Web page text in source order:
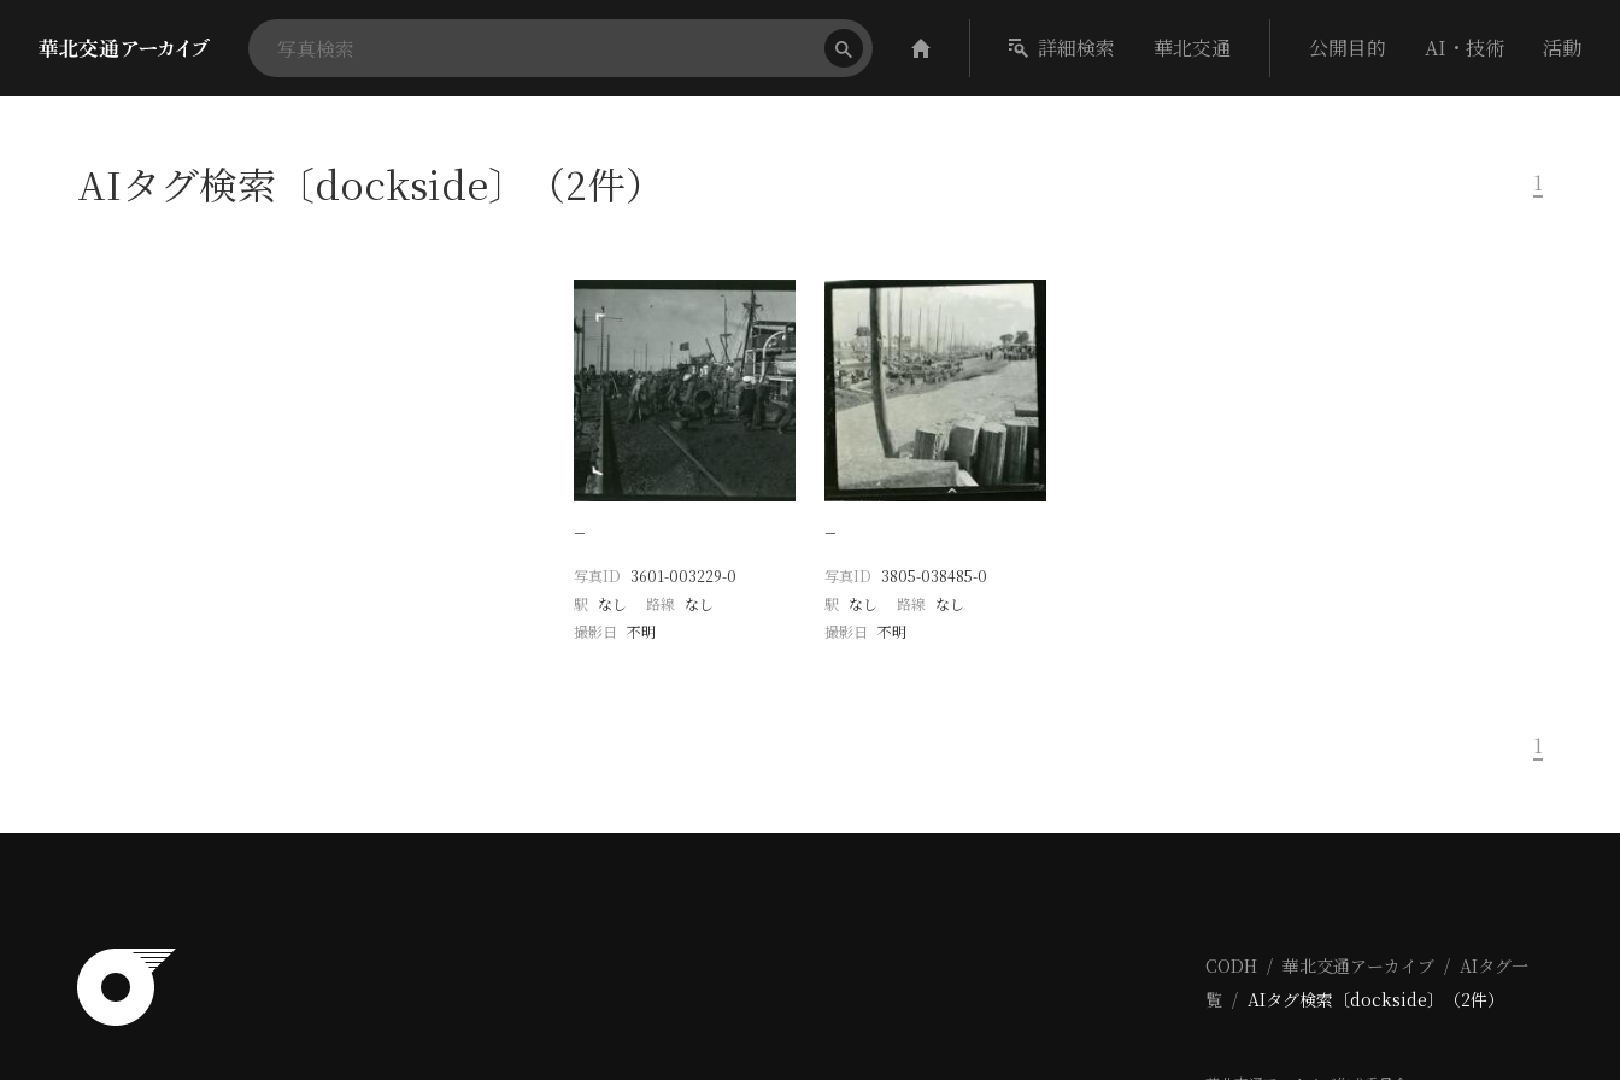
詳細検索 華北交通 公開目的 AI・技術 活動
AIタグ検索〔dockside〕（2件） 1
−
写真ID 3601-003229-0
駅 なし 路線 なし
撮影日 不明
−
写真ID 3805-038485-0
駅 なし 路線 なし
撮影日 不明
1
CODH 華北交通アーカイブ
AIタグ一
覧
AIタグ検索〔dockside〕（2件）